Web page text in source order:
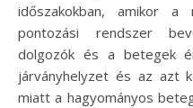
időszakokban, amikor
pontozási rendszer
dolgozók és a betegek
járványhelyzet és az azt
miatt a hagyományos